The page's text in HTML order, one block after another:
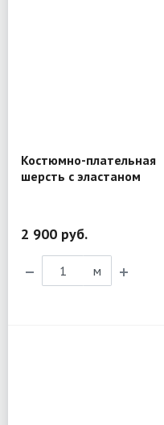
Костюмно-плательная
шерсть с эластаном
2 900 руб.
м